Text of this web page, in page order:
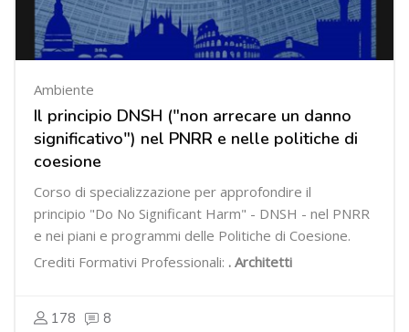
Ambiente
Il principio DNSH ("non arrecare un danno
significativo") nel PNRR e nelle politiche di
coesione
Corso di specializzazione per approfondire il
principio "Do No Significant Harm" - DNSH - nel PNRR
e nei piani e programmi delle Politiche di Coesione.
Crediti Formativi Professionali: . Architetti
178 8